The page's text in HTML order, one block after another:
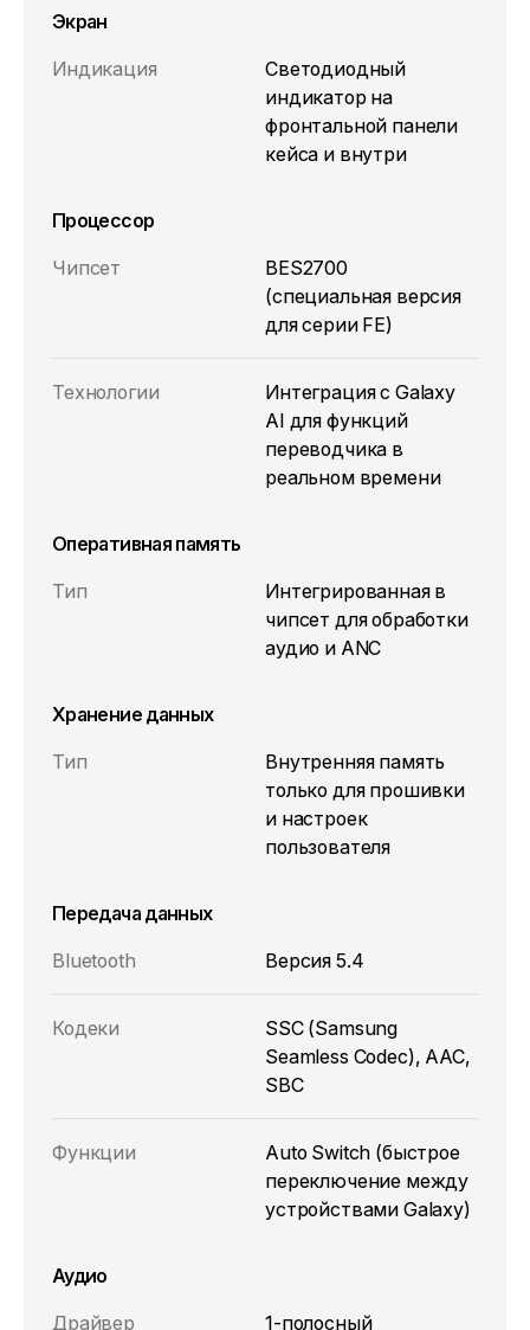
Экран
Индикация
Светодиодный
индикатор на
фронтальной панели
кейса и внутри
Процессор
Чипсет
BES2700
(специальная версия
для серии FE)
Технологии
Интеграция с Galaxy
AI для функций
переводчика в
реальном времени
Оперативная память
Тип
Интегрированная в
чипсет для обработки
аудио и ANC
Хранение данных
Тип
Внутренняя память
только для прошивки
и настроек
пользователя
Передача данных
Bluetooth
Версия 5.4
Кодеки
SSC (Samsung
Seamless Codec), AAC,
SBC
Функции
Auto Switch (быстрое
переключение между
устройствами Galaxy)
Аудио
Драйвер
1-полосный